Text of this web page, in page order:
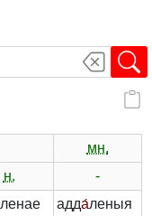
мн.
н.
-
ленае адда́леныя